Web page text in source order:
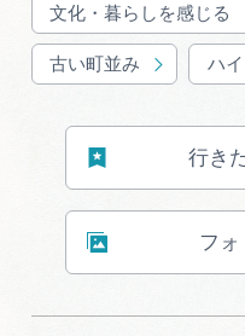
文化・暮らしを感じる
古い町並み ハ
行き
フォ